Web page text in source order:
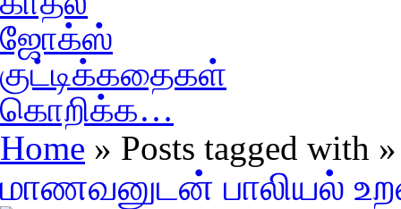
ஜோக்ஸ்
குட்டிக்கதைகள்
கொறிக்க…
Home » Posts tagged with
மாணவனுடன் பாலியல்